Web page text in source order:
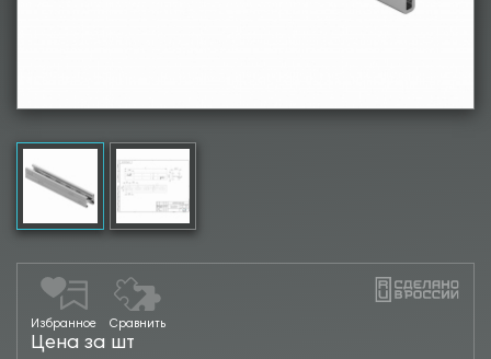
Избранное Сравнить
Цена за шт